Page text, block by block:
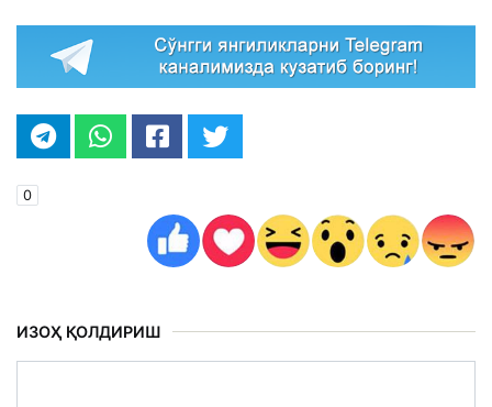
0
ИЗОҲ ҚОЛДИРИШ